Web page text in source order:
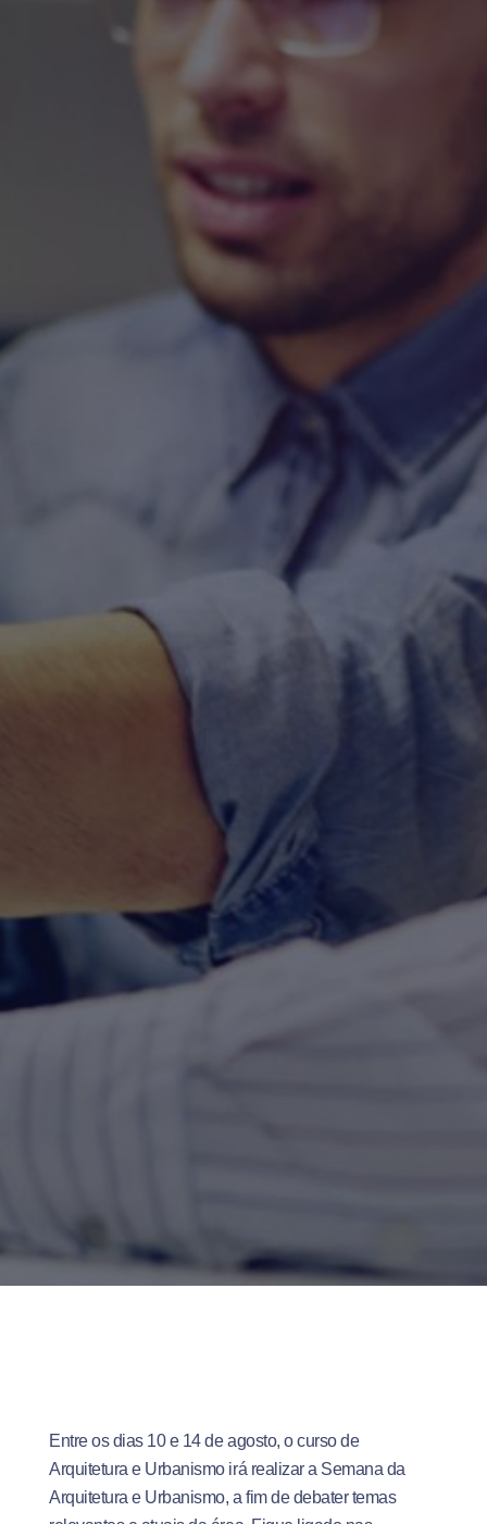
Entre os dias 10 e 14 de agosto, o curso de
Arquitetura e Urbanismo irá realizar a Semana da
Arquitetura e Urbanismo, a fim de debater temas